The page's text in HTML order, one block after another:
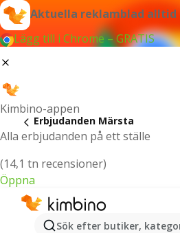
Aktuella reklamblad alltid
Lägg till i Chrome – GRATIS
Kimbino-appen
Alla erbjudanden på ett ställe
(14,1 tn recensioner)
Öppna
Sök efter butiker,
Erbjudanden Märsta
Märsta - De senaste